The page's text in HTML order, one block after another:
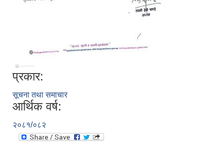
प्रकार:
सूचना तथा समाचार
आर्थिक वर्ष:
२०८१/०८२